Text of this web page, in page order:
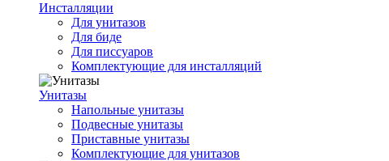
Инсталляции
Для унитазов
Для биде
Для писсуаров
Комплектующие для инсталляций
Унитазы
Напольные унитазы
Подвесные унитазы
Приставные унитазы
Комплектующие для унитазов